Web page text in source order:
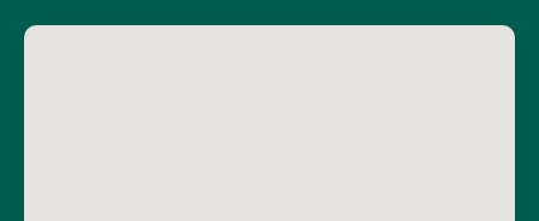
обсуждая их по именам и комментируя “недуги”